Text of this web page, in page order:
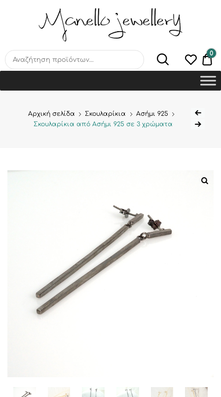
HANDMADE JEWELLERY
LAB
0
Αρχική σελίδα Σκουλαρίκια
Ασήμι 925
Σκουλαρίκια από Ασήμι 925 σε 3 χρώματα